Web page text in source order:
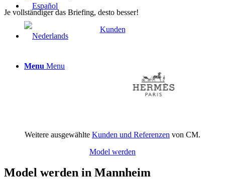
Menu Menu
Je vollständiger das Briefing, desto besser!
Kunden
Weitere ausgewählte Kunden und Referenzen von CM.
Model werden
Model werden in Mannheim